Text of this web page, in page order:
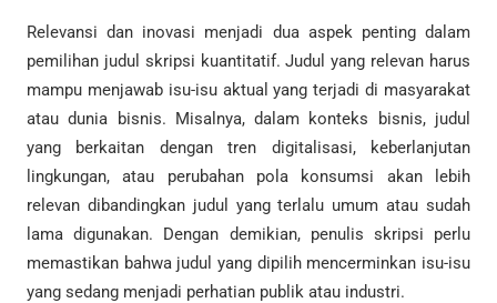
Relevansi dan inovasi menjadi dua aspek penting dalam
pemilihan judul skripsi kuantitatif. Judul yang relevan harus
mampu menjawab isu-isu aktual yang terjadi di masyarakat
atau dunia bisnis. Misalnya, dalam konteks bisnis, judul
yang berkaitan dengan tren digitalisasi, keberlanjutan
lingkungan, atau perubahan pola konsumsi akan lebih
relevan dibandingkan judul yang terlalu umum atau sudah
lama digunakan. Dengan demikian, penulis skripsi perlu
memastikan bahwa judul yang dipilih mencerminkan isu-isu
yang sedang menjadi perhatian publik atau industri.